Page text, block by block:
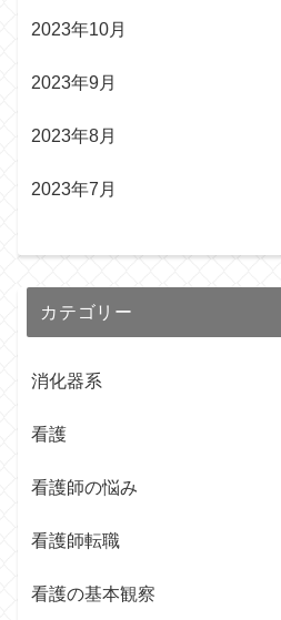
2023年10月
2023年9月
2023年8月
2023年7月
カテゴリー
消化器系
看護
看護師の悩み
看護師転職
看護の基本観察